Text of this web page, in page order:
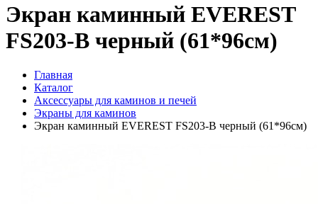
Экран каминный EVEREST
FS203-B черный (61*96см)
Главная
Каталог
Аксессуары для каминов и печей
Экраны для каминов
Экран каминный EVEREST FS203-B черный (61*96см)